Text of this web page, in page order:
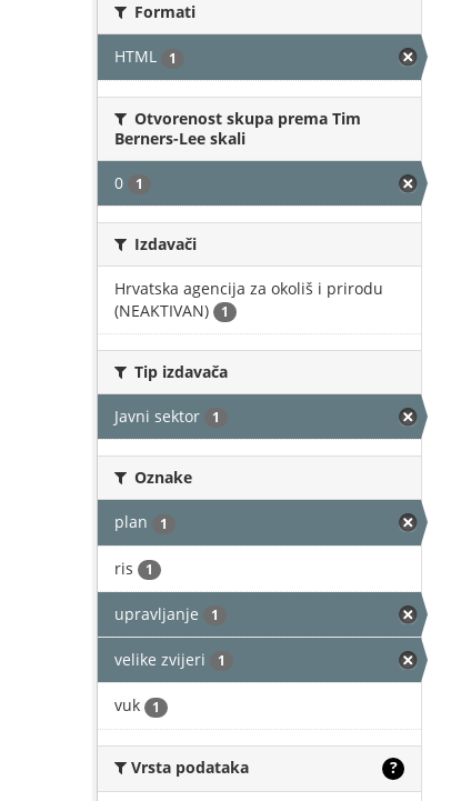
Formati
HTML 1
Otvorenost skupa prema Tim
Berners-Lee skali
0 1
Izdavači
Hrvatska agencija za okoliš i prirodu
(NEAKTIVAN)
1
Tip izdavača
Javni sektor 1
Oznake
plan 1
ris 1
upravljanje 1
velike zvijeri 1
vuk 1
Vrsta podataka ?